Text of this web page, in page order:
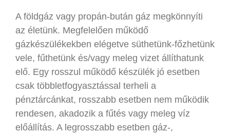
A földgáz vagy propán-bután gáz megkönnyíti
az életünk. Megfelelően működő
gázkészülékekben elégetve süthetünk-főzhetünk
vele, fűthetünk és/vagy meleg vizet állíthatunk
elő. Egy rosszul működő készülék jó esetben
csak többletfogyasztással terheli a
pénztárcánkat, rosszabb esetben nem működik
rendesen, akadozik a fűtés vagy meleg víz
előállítás. A legrosszabb esetben gáz-,